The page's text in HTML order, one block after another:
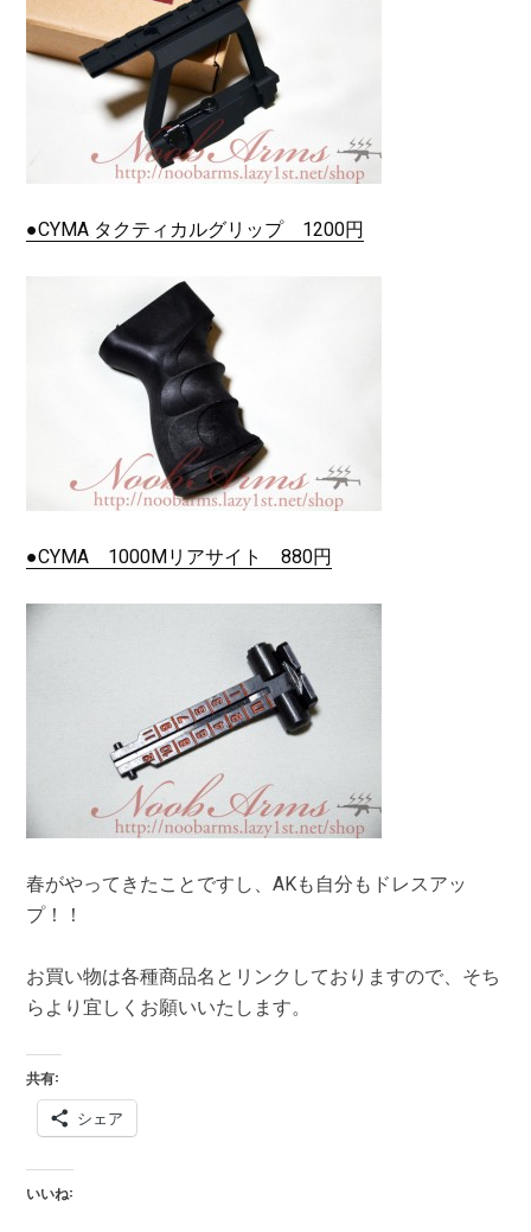
●CYMA タクティカルグリップ 1200円
●CYMA 1000Mリアサイト 880円
春がやってきたことですし、AKも自分もドレスアッ
プ！！
お買い物は各種商品名とリンクしておりますので、そち
らより宜しくお願いいたします。
共有:
シェア
いいね: